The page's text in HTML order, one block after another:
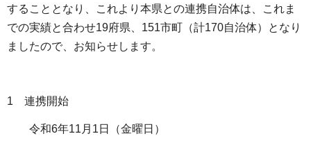
することとなり、これより本県との連携自治体は、これま
での実績と合わせ19府県、151市町（計170自治体）となり
ましたので、お知らせします。
1 連携開始
令和6年11月1日（金曜日）